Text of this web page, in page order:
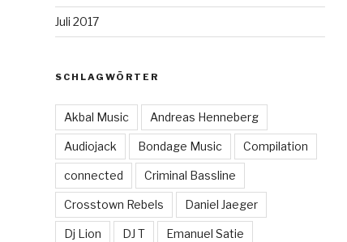
Juli 2017
SCHLAGWÖRTER
Akbal Music Andreas Henneberg
Audiojack Bondage Music Compilation
connected Criminal Bassline
Crosstown Rebels Daniel Jaeger
Dj Lion DJ T Emanuel Satie